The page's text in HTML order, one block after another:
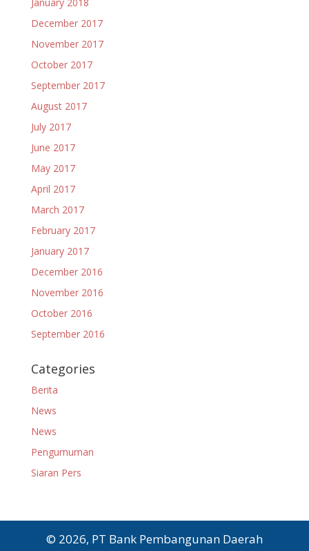
December 2017
November 2017
October 2017
September 2017
August 2017
July 2017
June 2017
May 2017
April 2017
March 2017
February 2017
January 2017
December 2016
November 2016
October 2016
September 2016
Categories
Berita
News
News
Pengumuman
Siaran Pers
© 2026, PT Bank Pembangunan Daerah